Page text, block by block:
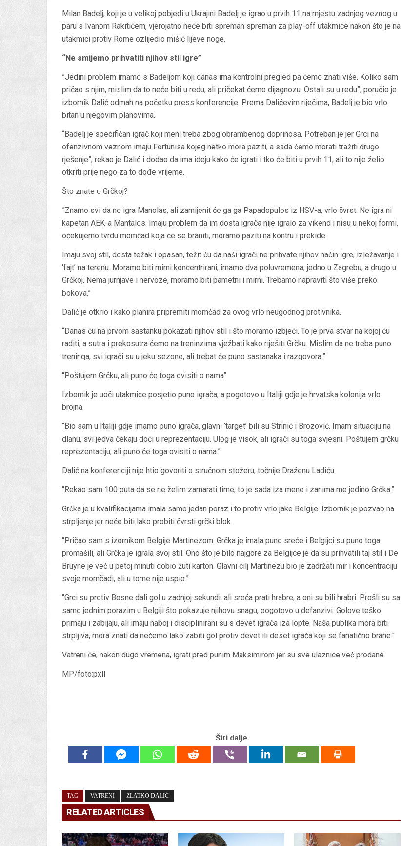
Milan Badelj, koji je u velikoj pobjedi u Ukrajini Badelj je igrao u prvih 11 na mjestu zadnjeg veznog u
paru s Ivanom Rakitićem, vjerojatno neće biti spreman spreman za play-off utakmice nakon što je na
utakmici protiv Rome ozlijedio mišić lijeve noge.
“Ne smijemo prihvatiti njihov stil igre”
”Jedini problem imamo s Badeljom koji danas ima kontrolni pregled pa ćemo znati više. Koliko sam
pričao s njim, mislim da to neće biti u redu, ali pričekat ćemo dijagnozu. Ostali su u redu”, poručio je
izbornik Dalić odmah na početku press konferencije. Prema Dalićevim riječima, Badelj je bio vrlo
bitan u njegovim planovima.
“Badelj je specifičan igrač koji meni treba zbog obrambenog doprinosa. Potreban je jer Grci na
ofenzivnom veznom imaju Fortunisa kojeg netko mora paziti, a sada ćemo morati tražiti drugo
rješenje”, rekao je Dalić i dodao da ima ideju kako će igrati i tko će biti u prvih 11, ali to nije želio
otkriti prije nego za to dođe vrijeme.
Što znate o Grčkoj?
”Znamo svi da ne igra Manolas, ali zamijenit će ga ga Papadopulos iz HSV-a, vrlo čvrst. Ne igra ni
kapetan AEK-a Mantalos. Imaju problem da im dosta igrača nije igralo za vikend i nisu u nekoj formi,
očekujemo tvrdu momčad koja će se braniti, moramo paziti na kontru i prekide.
Imaju svoj stil, dosta težak i opasan, težit ću da naši igrači ne prihvate njihov način igre, izležavanje i
‘fajt’ na terenu. Moramo biti mirni koncentrirani, imamo dva poluvremena, jedno u Zagrebu, a drugo u
Grčkoj. Nema jurnjave i nervoze, moramo biti pametni i mirni. Trebamo napraviti što više preko
bokova.”
Dalić je otkrio i kako planira pripremiti momčad za ovog vrlo neugodnog protivnika.
“Danas ću na prvom sastanku pokazati njihov stil i što moramo izbjeći. To je prva stvar na kojoj ću
raditi, a sutra i prekosutra ćemo na treninzima vježbati kako riješiti Grčku. Mislim da ne treba puno
treninga, svi igrači su u jeku sezone, ali trebat će puno sastanaka i razgovora.”
“Poštujem Grčku, ali puno će toga ovisiti o nama”
Izbornik je uoči utakmice posjetio puno igrača, a pogotovo u Italiji gdje je hrvatska kolonija vrlo
brojna.
“Bio sam u Italiji gdje imamo puno igrača, glavni ‘target’ bili su Strinić i Brozović. Imam situaciju na
dlanu, svi jedva čekaju doći u reprezentaciju. Ulog je visok, ali igrači su toga svjesni. Poštujem grčku
reprezentaciju, ali puno će toga ovisiti o nama.”
Dalić na konferenciji nije htio govoriti o stručnom stožeru, točnije Draženu Ladiću.
“Rekao sam 100 puta da se ne želim zamarati time, to je sada iza mene i zanima me jedino Grčka.”
Grčka je u kvalifikacijama imala samo jedan poraz i to protiv vrlo jake Belgije. Izbornik je pozvao na
strpljenje jer neće biti lako probiti čvrsti grčki blok.
“Pričao sam s izornikom Belgije Martinezom. Grčka je imala puno sreće i Belgijci su puno toga
promašili, ali Grčka je igrala svoj stil. Ono što je bilo najgore za Belgijce je da su prihvatili taj stil i De
Bruyne je već u petoj minuti dobio žuti karton. Glavni cilj Martinezu bio je zadržati mir i koncentraciju
svoje momčadi, ali u tome nije uspio.”
“Grci su protiv Bosne dali gol u zadnjoj sekundi, ali sreća prati hrabre, a oni su bili hrabri. Prošli su sa
samo jednim porazim u Belgiji što pokazuje njihovu snagu, pogotovo u defanzivi. Golove teško
primaju i zabijaju, ali imaju naboj i disciplinirani su s devet igrača iza lopte. Naša publika mora biti
strpljiva, mora znati da nećemo lako zabiti gol protiv devet ili deset igrača koji se fanatično brane.”
Vatreni će, nakon dugo vremena, igrati pred punim Maksimirom jer su sve ulaznice već prodane.
MP/foto:pxll
Širi dalje
TAG VATRENI ZLATKO DALIĆ
RELATED ARTICLES